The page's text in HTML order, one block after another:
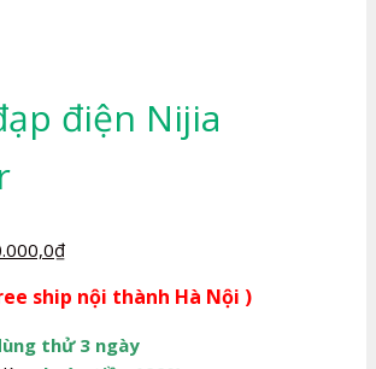
điện Nijia
₫Giá
tại
là:
280.000,0₫.
ship nội thành Hà Nội )
thử 3 ngày